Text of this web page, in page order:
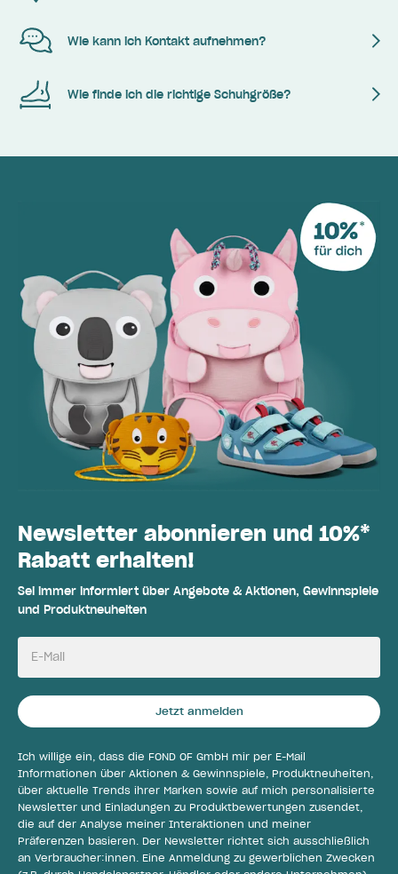
Wie kann ich Kontakt aufnehmen?
Wie finde ich die richtige Schuhgröße?
Newsletter abonnieren und 10%*
Rabatt erhalten!
Sei immer informiert über Angebote & Aktionen, Gewinnspiele
und Produktneuheiten
E-Mail
Jetzt anmelden
Ich willige ein, dass die FOND OF GmbH mir per E-Mail
Informationen über Aktionen & Gewinnspiele, Produktneuheiten,
über aktuelle Trends ihrer Marken sowie auf mich personalisierte
Newsletter und Einladungen zu Produktbewertungen zusendet,
die auf der Analyse meiner Interaktionen und meiner
Präferenzen basieren. Der Newsletter richtet sich ausschließlich
an Verbraucher:innen. Eine Anmeldung zu gewerblichen Zwecken